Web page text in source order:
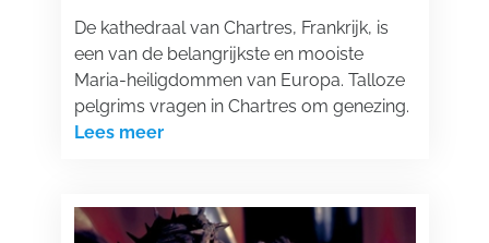
De kathedraal van Chartres, Frankrijk, is
een van de belangrijkste en mooiste
Maria-heiligdommen van Europa. Talloze
pelgrims vragen in Chartres om genezing.
Lees meer